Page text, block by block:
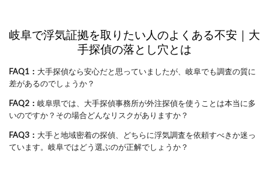
岐阜で浮気証拠を取りたい人のよくある不安｜大
手探偵の落とし穴とは
FAQ1： 大手探偵なら安心だと思っていましたが、岐阜でも調査の質に
差があるのでしょうか？
FAQ2： 岐阜県では、大手探偵事務所が外注探偵を使うことは本当に多
いのですか？その場合どんなリスクがありますか？
FAQ3： 大手と地域密着の探偵、どちらに浮気調査を依頼すべきか迷っ
ています。岐阜ではどう選ぶのが正解でしょうか？